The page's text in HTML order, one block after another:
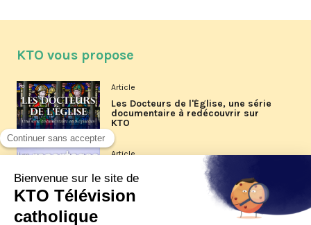
KTO vous propose
Article
Les Docteurs de l'Église, une série
documentaire à redécouvrir sur
KTO
Article
Les reportages d'été 2026 de KTO